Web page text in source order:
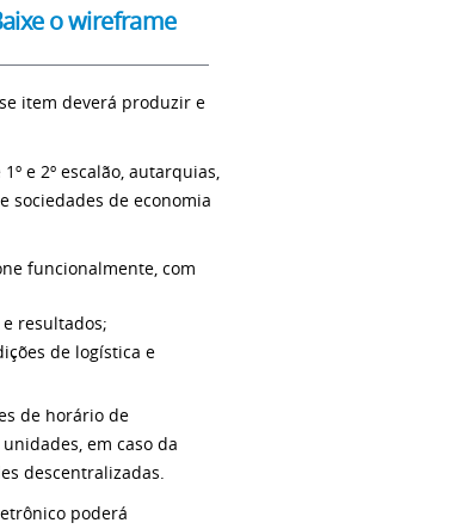
o wireframe
item deverá produzir e
e 2º escalão, autarquias,
sociedades de economia
funcionalmente, com
resultados;
de logística e
de horário de
em caso da
descentralizadas.
poderá